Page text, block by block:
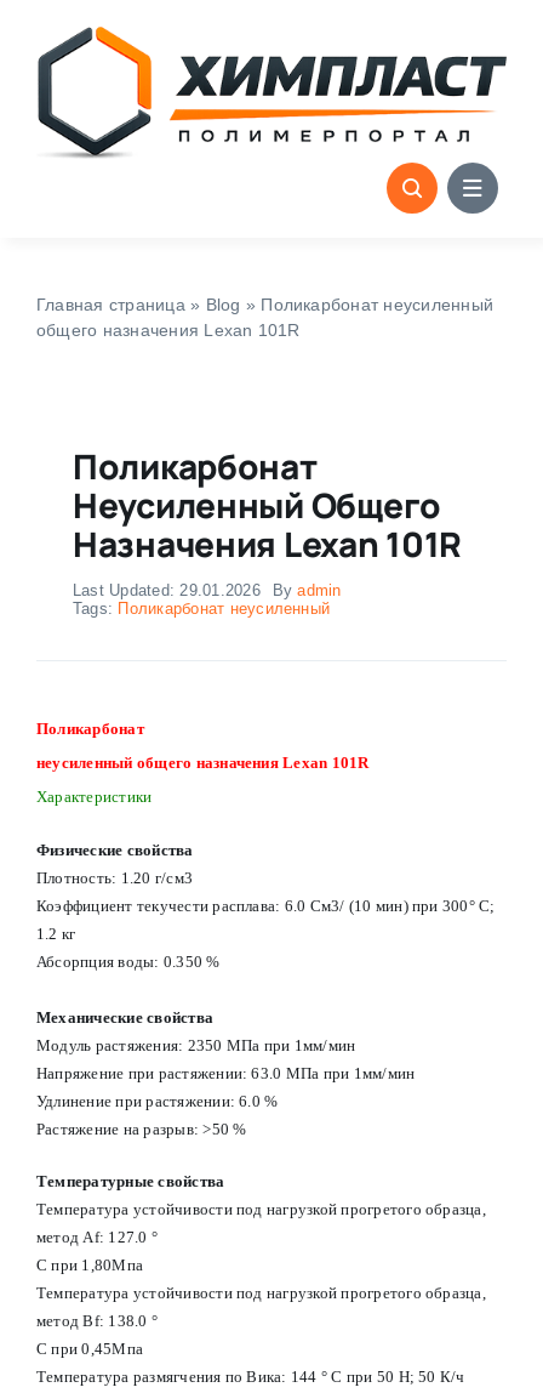
content
Главная страница » Blog » Поликарбонат неусиленный
общего назначения Lexan 101R
Поликарбонат
Неусиленный Общего
Назначения Lexan 101R
Last Updated: 29.01.2026 Byadmin
Tags: Поликарбонат неусиленный
Поликарбонат
неусиленный общего назначения Lexan 101R
Характеристики
Физические свойства
Плотность: 1.20 г/см3
Коэффициент текучести расплава: 6.0 См3/ (10 мин) при 300° С;
1.2 кг
Абсорпция воды: 0.350 %
Механические свойства
Модуль растяжения: 2350 МПа при 1мм/мин
Напряжение при растяжении: 63.0 МПа при 1мм/мин
Удлинение при растяжении: 6.0 %
Растяжение на разрыв: >50 %
Температурные свойства
Температура устойчивости под нагрузкой прогретого образца,
метод Af: 127.0 °
С при 1,80Мпа
Температура устойчивости под нагрузкой прогретого образца,
метод Вf: 138.0 °
С при 0,45Мпа
Температура размягчения по Вика: 144 ° С при 50 Н; 50 К/ч